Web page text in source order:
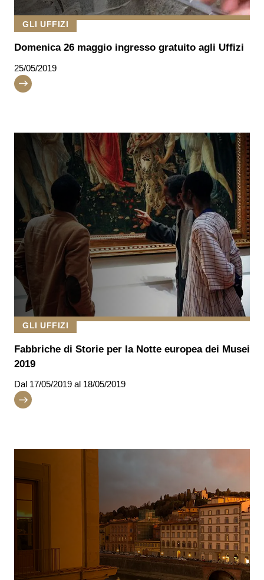
GLI UFFIZI
Domenica 26 maggio ingresso gratuito agli Uffizi
25/05/2019
GLI UFFIZI
Fabbriche di Storie per la Notte europea dei Musei
2019
Dal 17/05/2019 al 18/05/2019